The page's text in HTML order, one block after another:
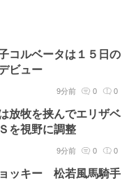
コルベータは１５日の
ビュー
9分前 0 0
放牧を挟んでエリザベ
を視野に調整
9分前 0 0
ッキー 松若風馬騎手